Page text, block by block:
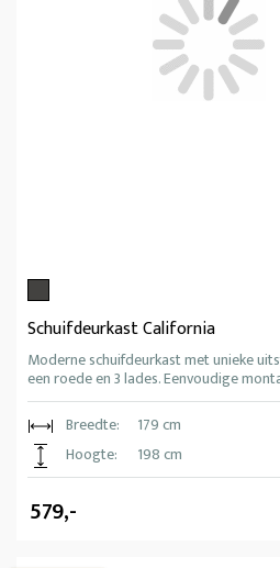
Schuifdeurkast California
Moderne schuifdeurkast met unieke
een roede en 3 lades. Eenvoudige
Breedte:
179 cm
Hoogte:
198 cm
579,-